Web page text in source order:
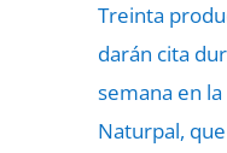
Treinta
darán cita
semana en
Naturpal,